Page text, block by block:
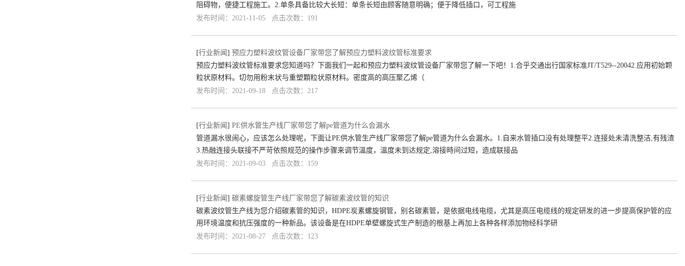
阻碍物，便捷工程施工。2.单条具备比较大长短：单条长短由顾客随意明确；便于降低插口，可工程施
发布时间：2021-11-05 点击次数：191
[行业新闻 ] 预应力塑料波纹管设备厂家带您了解预应力塑料波纹管标准要求
预应力塑料波纹管标准要求您知道吗？下面我们一起和预应力塑料波纹管设备厂家带您了解一下吧！1.合乎交通出行国家标准JT/T529--20042.应用初始颗
粒状原材料。切勿用粉末状与重塑顆粒状原材料。密度高的高压聚乙烯（
发布时间：2021-09-18 点击次数：217
[行业新闻 ] PE供水管生产线厂家带您了解pe管道为什么会漏水
管道漏水很闹心，应该怎么处理呢，下面让PE供水管生产线厂家带您了解pe管道为什么会漏水。1.自来水管插口没有处理整平2.连接处未清洗整洁,有残渣
3.热融连接头联接不严苛依照规范的操作步骤来调节溫度，溫度未到达规定,溶接時间过短，造成联接品
发布时间：2021-09-03 点击次数：159
[行业新闻 ] 碳素螺旋管生产线厂家带您了解碳素波纹管的知识
碳素波纹管生产线为您介绍碳素管的知识，HDPE炭素螺旋钢管，别名碳素管，是依据电线电缆，尤其是高压电缆线的规定研发的进一步提高保护管的应
用环境温度和抗压强度的一种新品。该设备是在HDPE单壁螺旋式生产制造的根基上再加上各种各样添加物经科学研
发布时间：2021-08-27 点击次数：123